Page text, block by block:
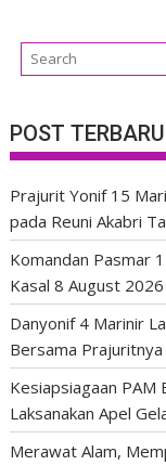
POST TERBARU
Prajurit Yonif 15
pada Reuni Akabri
Komandan Pasmar
Kasal 8 August 2026
Danyonif 4 Marinir
Bersama Prajuritnya
Kesiapsiagaan PAM
Laksanakan Apel
Merawat Alam,